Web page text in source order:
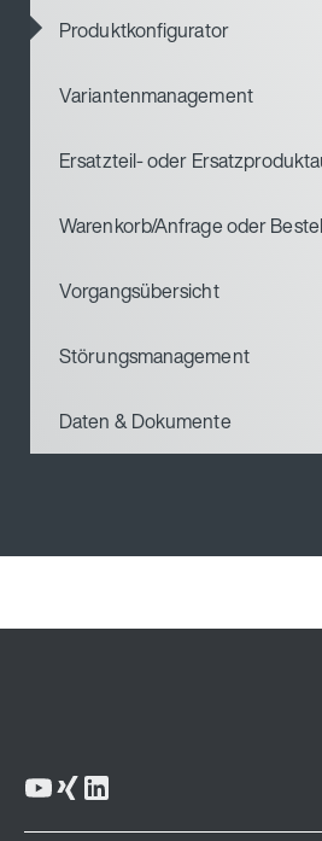
Produktkonfigurator
Variantenmanagement
Ersatzteil- oder
Warenkorb/Anfrage oder
Vorgangsübersicht
Störungsmanagement
Daten & Dokumente